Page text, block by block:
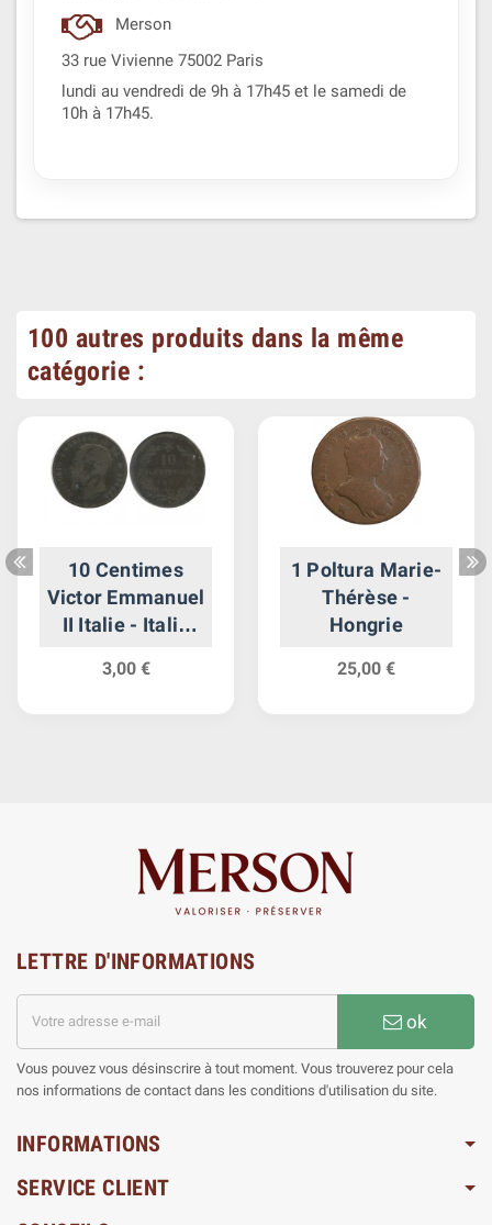
Merson
33 rue Vivienne 75002 Paris
lundi au vendredi de 9h à 17h45 et le samedi de
10h à 17h45.
100 autres produits dans la même
catégorie :
10 Centimes
Victor Emmanuel
II Italie - Italie
3,00 €
1 Poltura Marie-
Thérèse -
Hongrie
25,00 €
LETTRE D'INFORMATIONS
ok
Vous pouvez vous désinscrire à tout moment. Vous trouverez pour cela
nos informations de contact dans les conditions d'utilisation du site.
INFORMATIONS
SERVICE CLIENT